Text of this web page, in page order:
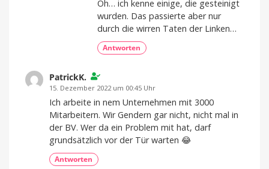
Oh… ich kenne einige, die gesteinigt
wurden. Das passierte aber nur
durch die wirren Taten der Linken…
Antworten
PatrickK.
15. Dezember 2022 um 00:45 Uhr
Ich arbeite in nem Unternehmen mit 3000
Mitarbeitern. Wir Gendern gar nicht, nicht mal in
der BV. Wer da ein Problem mit hat, darf
grundsätzlich vor der Tür warten 😂
Antworten